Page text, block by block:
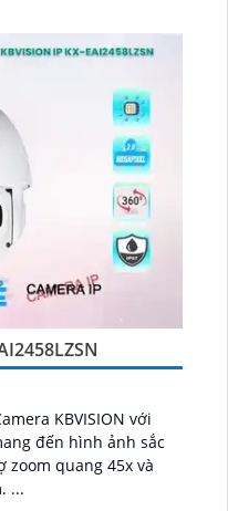
KBVISION với
đến hình ảnh sắc
zoom quang 45x và
hồng ngoại laser lên đến 550m. ...